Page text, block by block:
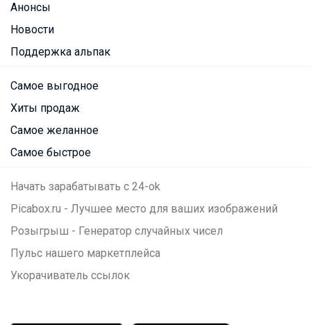
Анонсы
Новости
Поддержка альпак
Самое выгодное
Хиты продаж
Самое желанное
Самое быстрое
Начать зарабатывать с 24-ok
Picabox.ru - Лучшее место для ваших изображений
Розыгрыш - Генератор случайных чисел
Пульс нашего маркетплейса
Укорачиватель ссылок